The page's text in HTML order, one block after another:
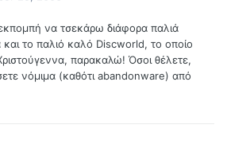
να τσεκάρω διάφορα παλιά
και το παλιό καλό Discworld, το οποίο
παρακαλώ! Όσοι θέλετε,
νόμιμα (καθότι abandonware) από